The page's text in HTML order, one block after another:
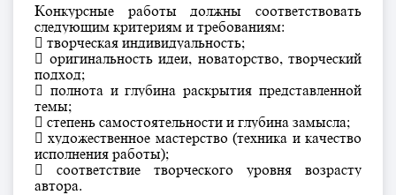
Конкурсные работы должны соответствовать
следующим критериям и требованиям:
 творческая индивидуальность;
 оригинальность идеи, новаторство, творческий
подход;
 полнота и глубина раскрытия представленной
темы;
 степень самостоятельности и глубина замысла;
 художественное мастерство (техника и качество
исполнения работы);
 соответствие творческого уровня возрасту
автора.